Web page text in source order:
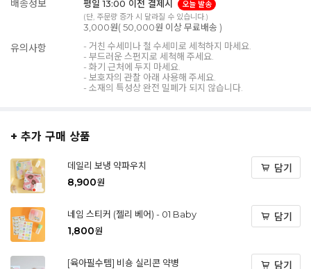
배송정보 평일 13:00 이전 결제시
오늘 발송
(단, 주문량 증가 시 달라질 수 있습니다.)
3,000원( 50,000원 이상 무료배송 )
유의사항
- 거친 수세미나 철 수세미로 세척하지 마세요.
- 부드러운 스펀지로 세척해 주세요.
- 화기 근처에 두지 마세요.
- 보호자의 관찰 아래 사용해 주세요.
- 소재의 특성상 완전 밀폐가 되지 않습니다.
+ 추가 구매 상품
데일리 보냉 약파우치
8,900원
담기
네임 스티커 (젤리 베어) - 01 Baby
1,800원
담기
[육아필수템] 비숑 실리콘 약병
담기